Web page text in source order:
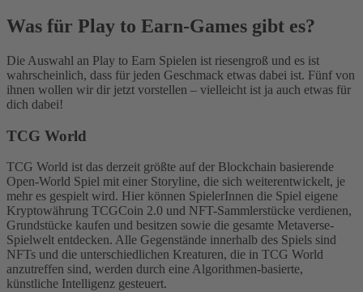
Was für Play to Earn-Games gibt es?
Die Auswahl an Play to Earn Spielen ist riesengroß und es ist
wahrscheinlich, dass für jeden Geschmack etwas dabei ist. Fünf von
ihnen wollen wir dir jetzt vorstellen – vielleicht ist ja auch etwas für
dich dabei!
TCG World
TCG World ist das derzeit größte auf der Blockchain basierende
Open-World Spiel mit einer Storyline, die sich weiterentwickelt, je
mehr es gespielt wird. Hier können SpielerInnen die Spiel eigene
Kryptowährung TCGCoin 2.0 und NFT-Sammlerstücke verdienen,
Grundstücke kaufen und besitzen sowie die gesamte Metaverse-
Spielwelt entdecken. Alle Gegenstände innerhalb des Spiels sind
NFTs und die unterschiedlichen Kreaturen, die in TCG World
anzutreffen sind, werden durch eine Algorithmen-basierte,
künstliche Intelligenz gesteuert.